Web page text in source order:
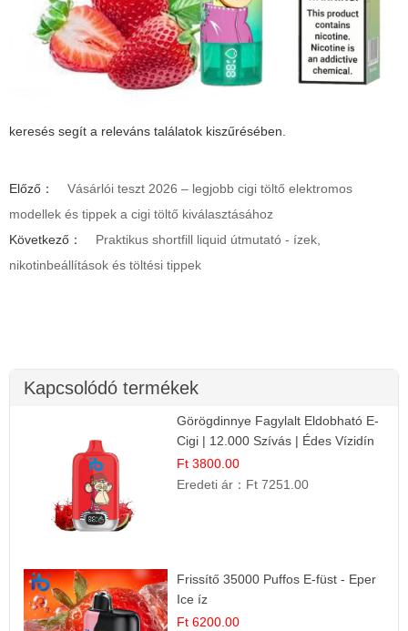
keresés segít a releváns találatok kiszűrésében.
Előző：
Vásárlói teszt 2026 – legjobb cigi töltő elektromos
modellek és tippek a cigi töltő kiválasztásához
Következő：
Praktikus shortfill liquid útmutató - ízek,
nikotinbeállítások és töltési tippek
Kapcsolódó termékek
Görögdinnye Fagylalt Eldobható E-
Cigi | 12.000 Szívás | Édes Vízidín
Íz
Ft 3800.00
Eredeti ár： Ft 7251.00
Frissítő 35000 Puffos E-füst - Eper
Ice íz
Ft 6200.00